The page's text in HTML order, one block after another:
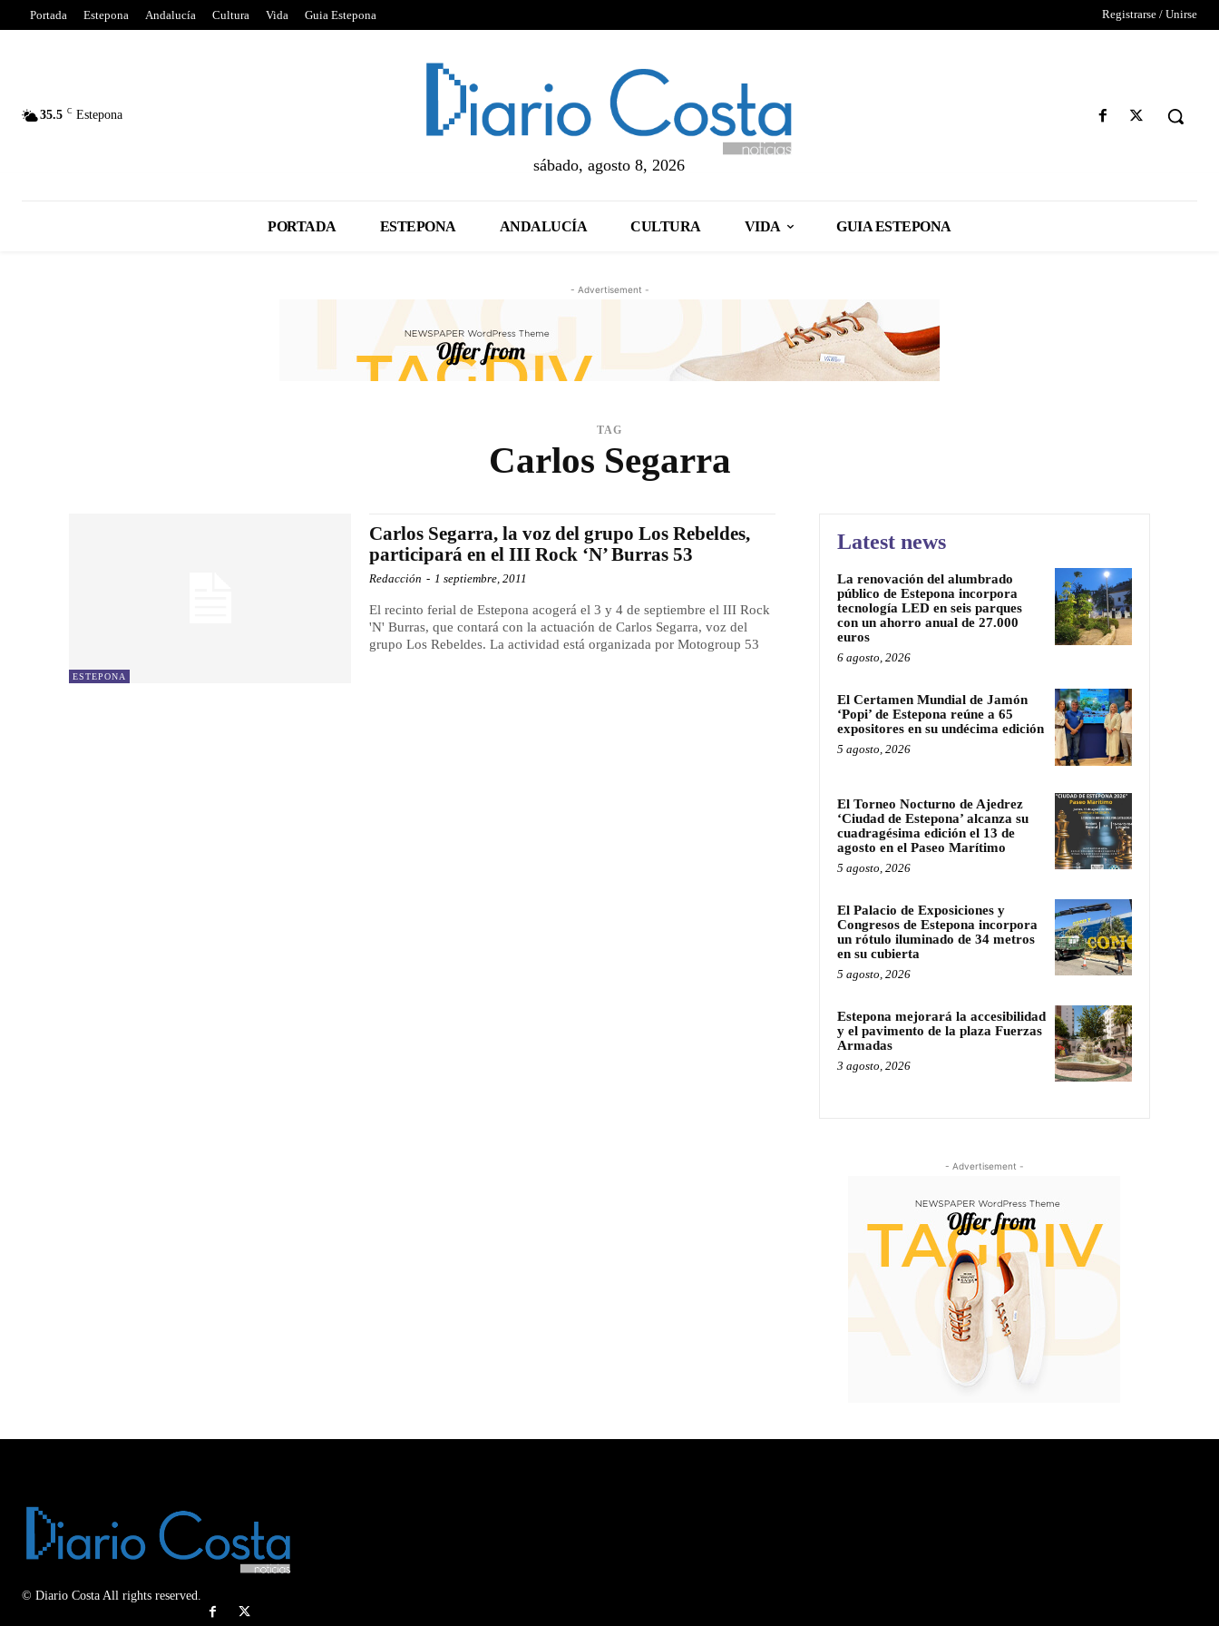
Portada Estepona Andalucía Cultura Vida Guia Estepona Registrarse / Unirse
35.5 C Estepona
sábado, agosto 8, 2026
PORTADA ESTEPONA ANDALUCÍA CULTURA VIDA GUIA ESTEPONA
- Advertisement -
TAG
Carlos Segarra
ESTEPONA
Carlos Segarra, la voz del grupo Los Rebeldes,
participará en el III Rock ‘N’ Burras 53
Redacción - 1 septiembre, 2011
El recinto ferial de Estepona acogerá el 3 y 4 de septiembre el III Rock
'N' Burras, que contará con la actuación de Carlos Segarra, voz del
grupo Los Rebeldes. La actividad está organizada por Motogroup 53
Latest news
La renovación del alumbrado
público de Estepona incorpora
tecnología LED en seis parques
con un ahorro anual de 27.000
euros
6 agosto, 2026
El Certamen Mundial de Jamón
‘Popi’ de Estepona reúne a 65
expositores en su undécima edición
5 agosto, 2026
El Torneo Nocturno de Ajedrez
‘Ciudad de Estepona’ alcanza su
cuadragésima edición el 13 de
agosto en el Paseo Marítimo
5 agosto, 2026
El Palacio de Exposiciones y
Congresos de Estepona incorpora
un rótulo iluminado de 34 metros
en su cubierta
5 agosto, 2026
Estepona mejorará la accesibilidad
y el pavimento de la plaza Fuerzas
Armadas
3 agosto, 2026
- Advertisement -
© Diario Costa All rights reserved.